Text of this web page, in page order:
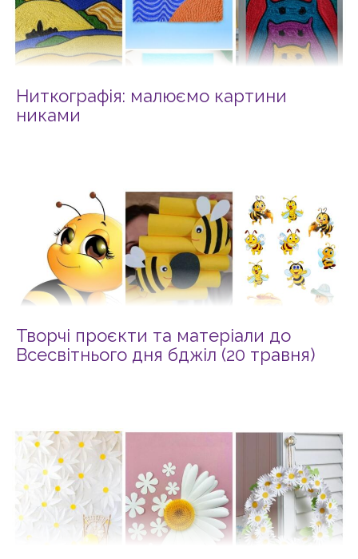
Ниткографія: малюємо картини
никами
Творчі проєкти та матеріали до
Всесвітнього дня бджіл (20 травня)